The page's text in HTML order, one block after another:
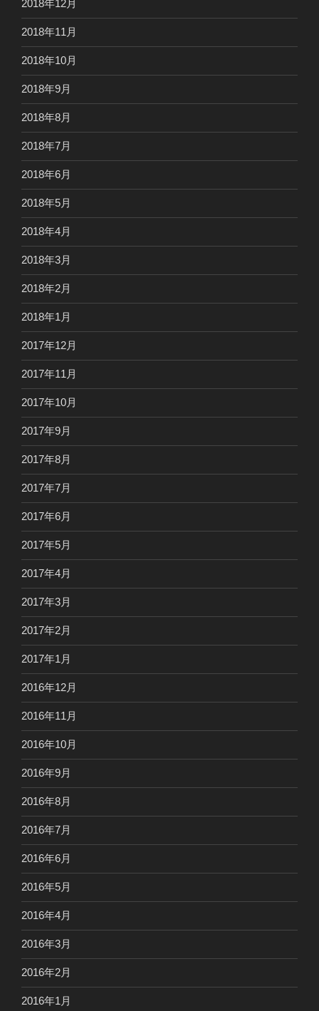
2018年12月
2018年11月
2018年10月
2018年9月
2018年8月
2018年7月
2018年6月
2018年5月
2018年4月
2018年3月
2018年2月
2018年1月
2017年12月
2017年11月
2017年10月
2017年9月
2017年8月
2017年7月
2017年6月
2017年5月
2017年4月
2017年3月
2017年2月
2017年1月
2016年12月
2016年11月
2016年10月
2016年9月
2016年8月
2016年7月
2016年6月
2016年5月
2016年4月
2016年3月
2016年2月
2016年1月